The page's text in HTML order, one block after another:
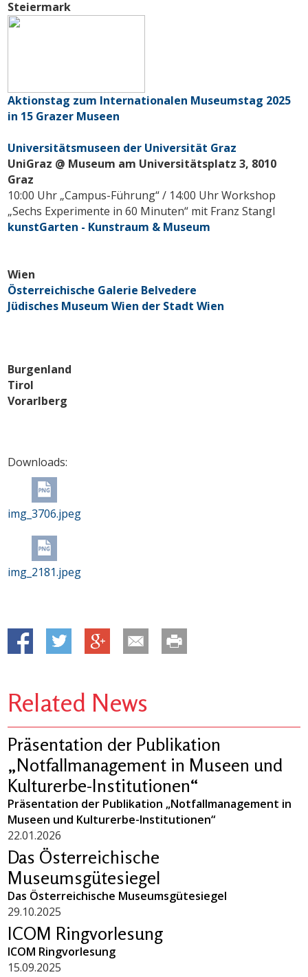
Steiermark
Aktionstag zum Internationalen Museumstag 2025
in 15 Grazer Museen
Universitätsmuseen der Universität Graz
UniGraz @ Museum am Universitätsplatz 3, 8010
Graz
10:00 Uhr „Campus-Führung“ / 14:00 Uhr Workshop
„Sechs Experimente in 60 Minuten“ mit Franz Stangl
kunstGarten - Kunstraum & Museum
Wien
Österreichische Galerie Belvedere
Jüdisches Museum Wien der Stadt Wien
Burgenland
Tirol
Vorarlberg
Downloads:
img_3706.jpeg
img_2181.jpeg
Related News
Präsentation der Publikation
„Notfallmanagement in Museen und
Kulturerbe-Institutionen“
Präsentation der Publikation „Notfallmanagement in
Museen und Kulturerbe-Institutionen“
22.01.2026
Das Österreichische
Museumsgütesiegel
Das Österreichische Museumsgütesiegel
29.10.2025
ICOM Ringvorlesung
ICOM Ringvorlesung
15.09.2025